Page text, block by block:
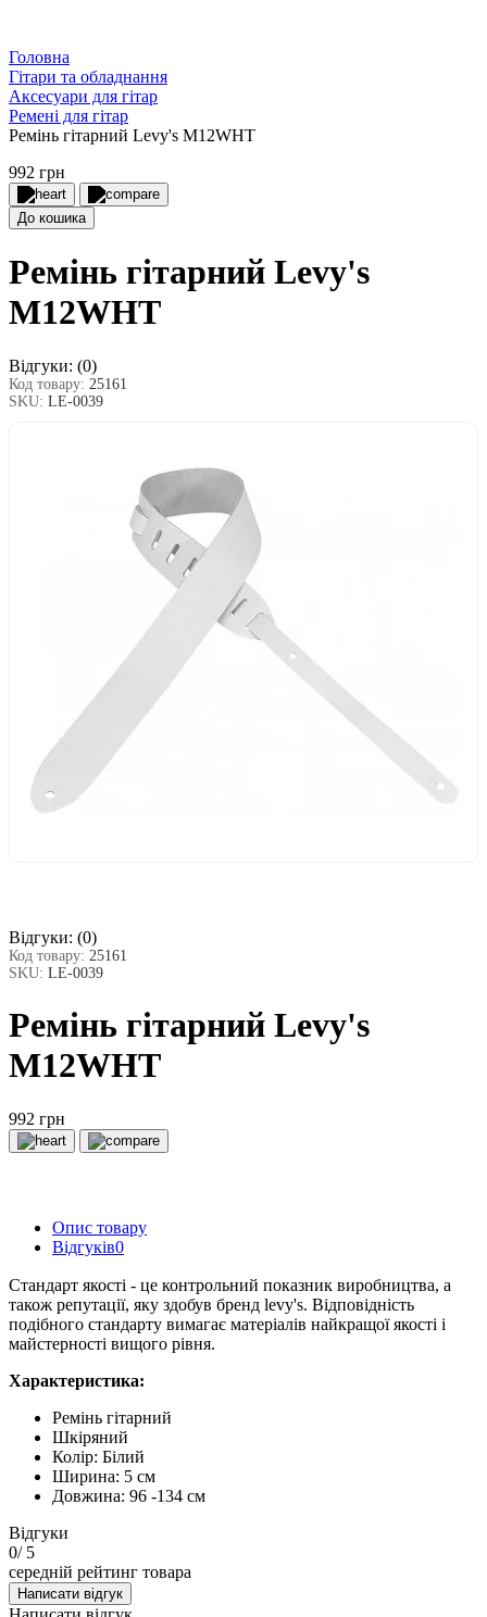
Головна
Гітари та обладнання
Аксесуари для гітар
Ремені для гітар
Ремінь гітарний Levy's M12WHT
992 грн
До кошика
Ремінь гітарний Levy's
M12WHT
Відгуки: (0)
Код товару: 25161
SKU: LE-0039
Відгуки: (0)
Код товару: 25161
SKU: LE-0039
Ремінь гітарний Levy's
M12WHT
992 грн
Опис товару
Відгуків0
Стандарт якості - це контрольний показник виробництва, а
також репутації, яку здобув бренд levy's. Відповідність
подібного стандарту вимагає матеріалів найкращої якості і
майстерності вищого рівня.
Характеристика:
Ремінь гітарний
Шкіряний
Колір: Білий
Ширина: 5 см
Довжина: 96 -134 см
Відгуки
0/ 5
середній рейтинг товара
Написати відгук